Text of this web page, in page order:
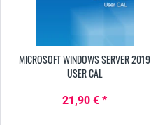
MICROSOFT WINDOWS SERVER 2019
USER CAL
21,90 € *